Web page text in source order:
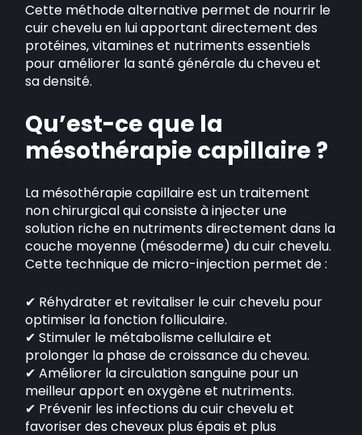
Cette méthode alternative permet de nourrir le
cuir chevelu en lui apportant directement des
protéines, vitamines et nutriments essentiels
pour améliorer la santé générale du cheveu et
sa densité.
Qu’est-ce que la
mésothérapie capillaire ?
La mésothérapie capillaire est un traitement
non chirurgical qui consiste à injecter une
solution riche en nutriments directement dans la
couche moyenne (mésoderme) du cuir chevelu.
Cette technique de micro-injection permet de :
✔ Réhydrater et revitaliser le cuir chevelu pour
optimiser la fonction folliculaire.
✔ Stimuler le métabolisme cellulaire et
prolonger la phase de croissance du cheveu.
✔ Améliorer la circulation sanguine pour un
meilleur apport en oxygène et nutriments.
✔ Prévenir les infections du cuir chevelu et
favoriser des cheveux plus épais et plus